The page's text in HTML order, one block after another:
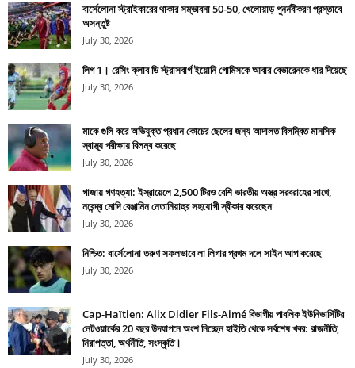
বার্সেলোনা স্ট্রাইকারের থাকার সম্ভাবনা 50-50, খেলোয়াড় পুনর্নবীকরণ প্রস্তাবে
অসন্তুষ্ট
July 30, 2026
লিগ 1। রেসিং ক্লাব ডি স্ট্রাসবার্গ ইয়োনি গোমিসকে আবার বেভারেনকে ধার দিয়েছে
July 30, 2026
মাকে গুলি করে অভিযুক্ত প্রধান কোচের ছেলের জন্য আদালত বিলম্বিত মানসিক
স্বাস্থ্য পরীক্ষায় বিলম্ব করেছে
July 30, 2026
গাজায় গণহত্যা: ইস্রায়েলে 2,500 টিরও বেশি ভারতীয় অস্ত্র সরবরাহের সাথে,
নরেন্দ্র মোদি বেঞ্জামিন নেতানিয়াহুর সহযোগী স্বীকার করেছেন
July 30, 2026
নিশ্চিত: বার্সেলোনা তরুণ সফলভাবে লা লিগার প্রথম দলে সাইন আপ করেছে
July 30, 2026
Cap-Haïtien: Alix Didier Fils-Aimé বিভাগীয় পাবলিক ইউনিভার্সিটির
নেটওয়ার্কের 20 বছর উদযাপনে অংশ নিচ্ছেন হাইতি থেকে সর্বশেষ খবর: রাজনীতি,
নিরাপত্তা, অর্থনীতি, সংস্কৃতি।
July 30, 2026